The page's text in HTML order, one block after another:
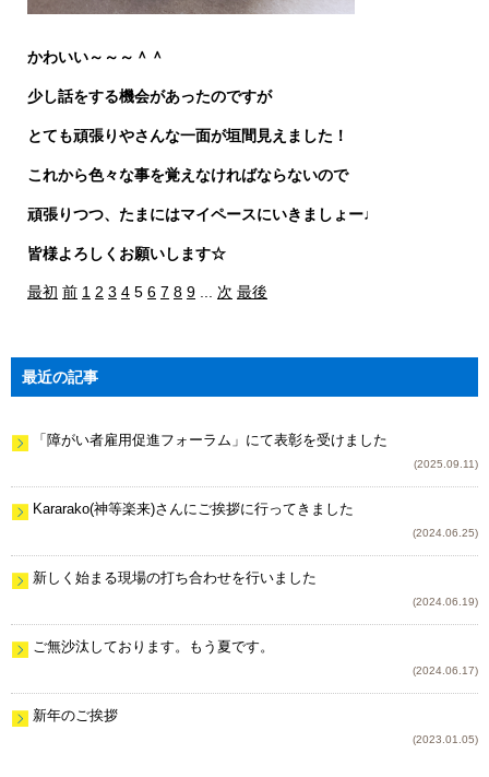
かわいい～～～＾＾
少し話をする機会があったのですが
とても頑張りやさんな一面が垣間見えました！
これから色々な事を覚えなければならないので
頑張りつつ、たまにはマイペースにいきましょー♩
皆様よろしくお願いします☆
最初 前 1 2 3 4 5 6 7 8 9 次 最後
最近の記事
「障がい者雇用促進フォーラム」にて表彰を受けました
(2025.09.11)
Kararako(神等楽来)さんにご挨拶に行ってきました
(2024.06.25)
新しく始まる現場の打ち合わせを行いました
(2024.06.19)
ご無沙汰しております。もう夏です。
(2024.06.17)
新年のご挨拶
(2023.01.05)